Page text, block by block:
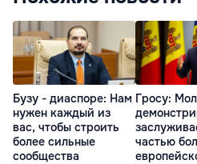
Бузу - диаспоре: Нам
нужен каждый из
вас, чтобы строить
более сильные
сообщества
Гросу:
частью